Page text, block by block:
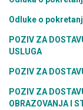
Odluke o
POZIV ZA
USLUGA
POZIV ZA
POZIV ZA
OBRAZOVANJA I